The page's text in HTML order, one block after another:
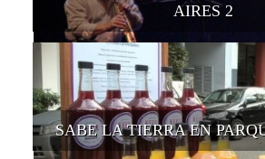
AIRES 2
SABE LA TIERRA EN